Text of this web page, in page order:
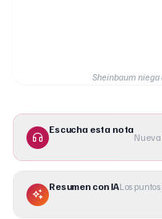
Sheinbaum niega
Escucha esta nota
Nueva
Resumen con IALos